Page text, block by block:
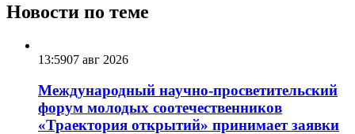
Новости по теме
13:5907 авг 2026
Международный научно-просветительский
форум молодых соотечественников
«Траектория открытий» принимает заявки